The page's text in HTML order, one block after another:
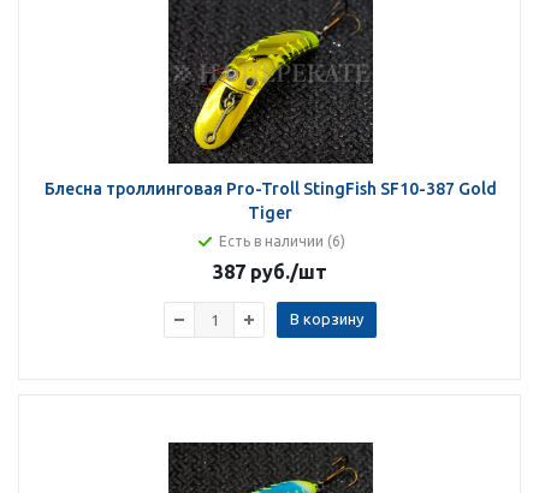
Блесна троллинговая Pro-Troll StingFish SF10-387 Gold
Tiger
Есть в наличии (6)
387 руб./шт
В корзину